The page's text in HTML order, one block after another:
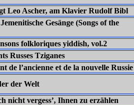
Leo Ascher, am Klavier Rudolf Bibl
Gesänge (Songs of the
folkloriques yiddish, vol.2
Russes Tziganes
de l’ancienne et de la nouvelle Russie
der Welt
vergess’, Ihnen zu erzählen